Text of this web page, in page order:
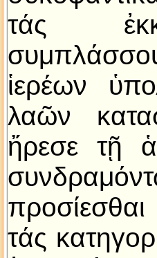
τάς
ἱερέων
λαῶν
ἤρεσε τῇ
τάς